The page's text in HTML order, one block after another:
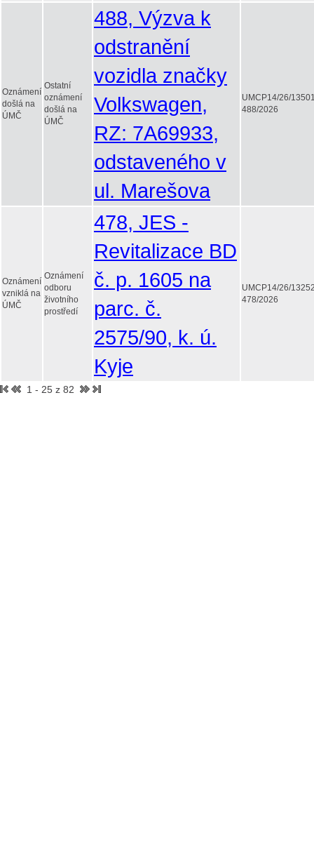
Oznámení
došlá na
ÚMČ
Ostatní
oznámení
došlá na
ÚMČ
488, Výzva k
odstranění
vozidla značky
Volkswagen,
RZ: 7A69933,
odstaveného v
ul. Marešova
UMCP14/26/
488/2026
Oznámení
vzniklá na
ÚMČ
Oznámení
odboru
životního
prostředí
478, JES -
Revitalizace BD
č. p. 1605 na
parc. č.
2575/90, k. ú.
Kyje
UMCP14/26/
478/2026
1 - 25 z 82